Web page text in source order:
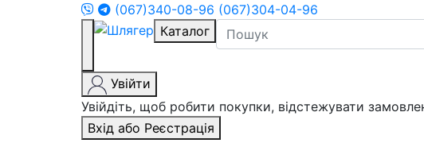
(067)340-08-96 (067)304-04-96
Каталог
Увійти
Увійдіть, щоб робити покупки, відстежувати
Вхід або Реєстрація